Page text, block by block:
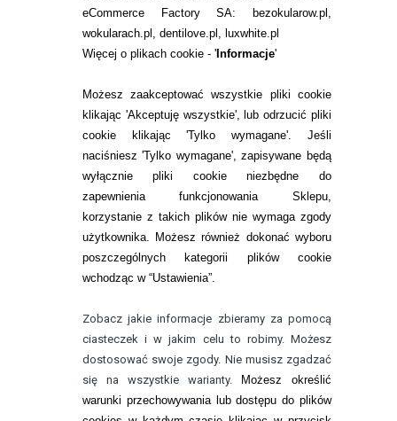
eCommerce Factory SA: bezokularow.pl,
wokularach.pl, dentilove.pl, luxwhite.pl
Więcej o plikach cookie - 'Informacje'
Możesz zaakceptować wszystkie pliki cookie
klikając 'Akceptuję wszystkie', lub odrzucić pliki
cookie klikając 'Tylko wymagane'. Jeśli
naciśniesz 'Tylko wymagane', zapisywane będą
wyłącznie pliki cookie niezbędne do
zapewnienia funkcjonowania Sklepu,
korzystanie z takich plików nie wymaga zgody
użytkownika. Możesz również dokonać wyboru
poszczególnych kategorii plików cookie
wchodząc w “Ustawienia”.
Zobacz jakie informacje zbieramy za pomocą
ciasteczek i w jakim celu to robimy. Możesz
dostosować swoje zgody. Nie musisz zgadzać
się na wszystkie warianty.
Możesz określić
warunki przechowywania lub dostępu do plików
RANKINGI SOCZEWEK
SOCZEWKI KOLOROWE
Zwrot (odstąpienie od umowy)
ZMIEŃ USTAWIENIA ZGODY NA CIASTECZKA
KONTAKT
telefon:
22 113 44 42
telefon:
732 08 08 72
kontakt@bezokularow.pl